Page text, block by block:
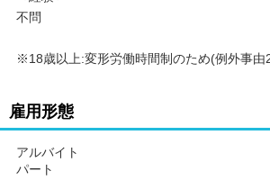
不問
※18歳以上:変形労働時間制のため(例外事由
雇用形態
アルバイト
パート